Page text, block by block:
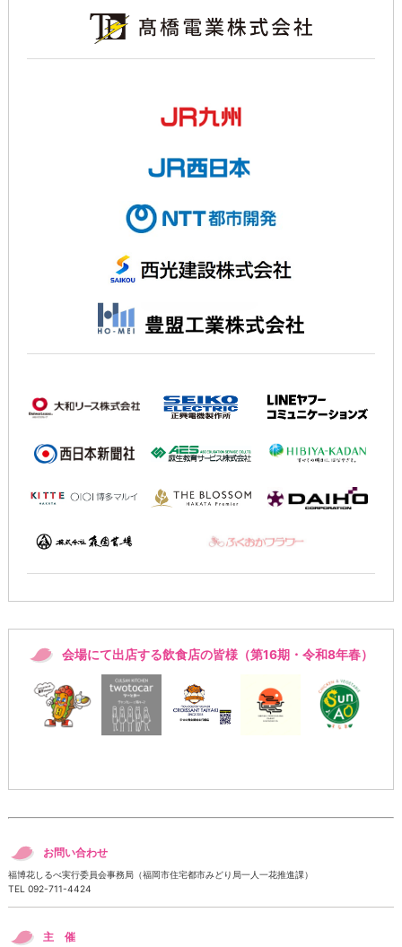
会場にて出店する飲食店の皆様（第16期・令和8年春）
お問い合わせ
福博花しるべ実行委員会事務局（福岡市住宅都市みどり局一人一花推進課）
TEL 092-711-4424
主 催